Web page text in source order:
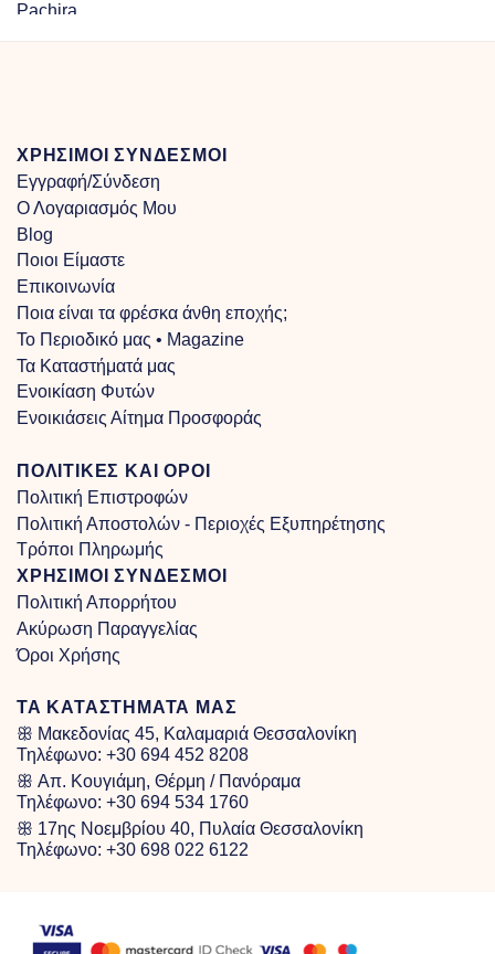
ΧΡΗΣΙΜΟΙ ΣΥΝΔΕΣΜΟΙ
Εγγραφή/Σύνδεση
Ο Λογαριασμός Μου
Blog
Ποιοι Είμαστε
Επικοινωνία
Ποια είναι τα φρέσκα άνθη εποχής;
Το Περιοδικό μας • Magazine
Τα Kαταστήματά μας
Ενοικίαση Φυτών
Ενοικιάσεις Αίτημα Προσφοράς
ΠΟΛΙΤΙΚΕΣ ΚΑΙ ΟΡΟΙ
Πολιτική Επιστροφών
Πολιτική Αποστολών - Περιοχές Εξυπηρέτησης
Τρόποι Πληρωμής
ΧΡΗΣΙΜΟΙ ΣΥΝΔΕΣΜΟΙ
Πολιτική Απορρήτου
Ακύρωση Παραγγελίας
Όροι Χρήσης
ΤΑ ΚΑΤΑΣΤΗΜΑΤΑ ΜΑΣ
ꕥ Μακεδονίας 45, Καλαμαριά Θεσσαλονίκη
Τηλέφωνο: +30 694 452 8208
ꕥ Απ. Κουγιάμη, Θέρμη / Πανόραμα
Τηλέφωνο: +30 694 534 1760
ꕥ 17ης Νοεμβρίου 40, Πυλαία Θεσσαλονίκη
Τηλέφωνο: +30 698 022 6122